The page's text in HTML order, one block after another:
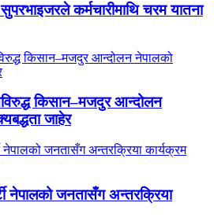
कर्मचारीमाथि चरम यातना
किसान–मजदुर आन्दोलन
जाहेर
नेपालको जनतासँग अन्तरक्रिया